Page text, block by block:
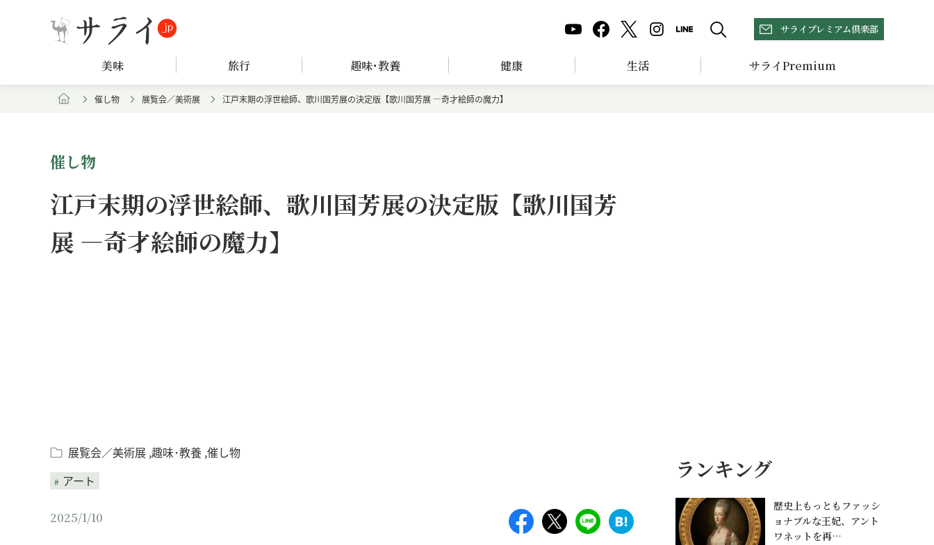
サライプレミアム倶楽部
美味 旅行 趣味･教養 健康 生活 サライPremium
催し物 展覧会／美術展 江戸末期の浮世絵師、歌川国芳展の決定版【歌川国芳展 ―奇才絵師の魔力】
催し物
江戸末期の浮世絵師、歌川国芳展の決定版【歌川国芳
展 ―奇才絵師の魔力】
展覧会／美術展 趣味･教養 催し物
アート
2025/1/10
ランキング
歴史上もっともファッシ
ョナブルな王妃、アント
ワネットを再…